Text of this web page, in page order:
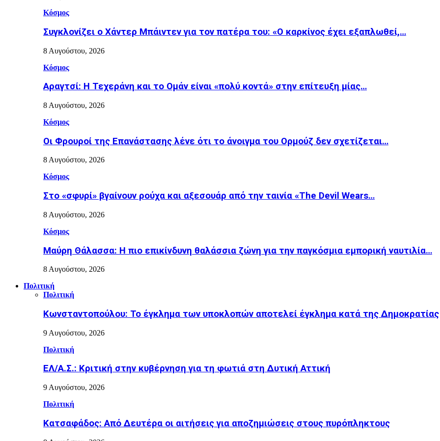
Κόσμος
Συγκλονίζει ο Χάντερ Μπάιντεν για τον πατέρα του: «Ο καρκίνος έχει εξαπλωθεί,…
8 Αυγούστου, 2026
Κόσμος
Αραγτσί: Η Τεχεράνη και το Ομάν είναι «πολύ κοντά» στην επίτευξη μίας…
8 Αυγούστου, 2026
Κόσμος
Οι Φρουροί της Επανάστασης λένε ότι το άνοιγμα του Ορμούζ δεν σχετίζεται…
8 Αυγούστου, 2026
Κόσμος
Στο «σφυρί» βγαίνουν ρούχα και αξεσουάρ από την ταινία «The Devil Wears…
8 Αυγούστου, 2026
Κόσμος
Μαύρη Θάλασσα: Η πιο επικίνδυνη θαλάσσια ζώνη για την παγκόσμια εμπορική ναυτιλία…
8 Αυγούστου, 2026
Πολιτική
Πολιτική
Κωνσταντοπούλου: Το έγκλημα των υποκλοπών αποτελεί έγκλημα κατά της Δημοκρατίας
9 Αυγούστου, 2026
Πολιτική
ΕΛ/Α.Σ.: Κριτική στην κυβέρνηση για τη φωτιά στη Δυτική Αττική
9 Αυγούστου, 2026
Πολιτική
Κατσαφάδος: Από Δευτέρα οι αιτήσεις για αποζημιώσεις στους πυρόπληκτους